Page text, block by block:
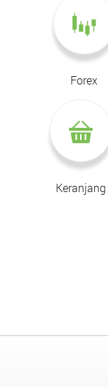
Forex
Keranjang